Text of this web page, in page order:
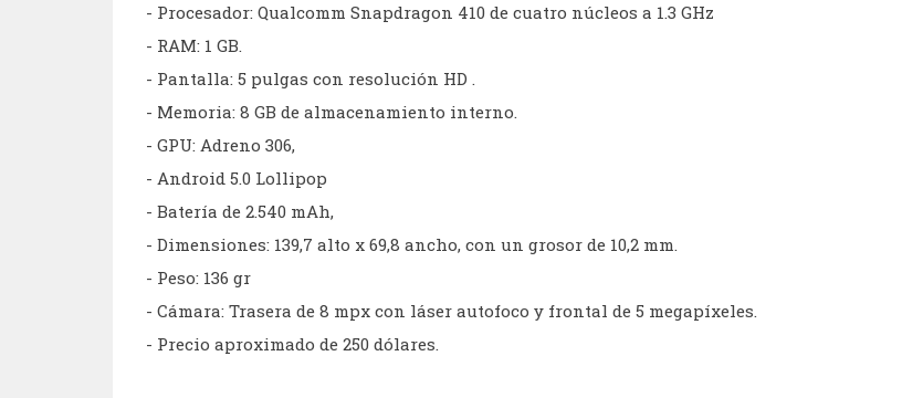
- Procesador: Qualcomm Snapdragon 410 de cuatro núcleos a 1.3 GHz
- RAM: 1 GB.
- Pantalla: 5 pulgas con resolución HD .
- Memoria: 8 GB de almacenamiento interno.
- GPU: Adreno 306,
- Android 5.0 Lollipop
- Batería de 2.540 mAh,
- Dimensiones: 139,7 alto x 69,8 ancho, con un grosor de 10,2 mm.
- Peso: 136 gr
- Cámara: Trasera de 8 mpx con láser autofoco y frontal de 5 megapíxeles.
- Precio aproximado de 250 dólares.